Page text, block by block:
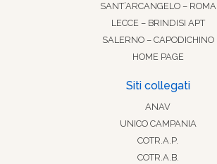
SANT’ARCANGELO – ROMA
LECCE – BRINDISI APT
SALERNO – CAPODICHINO
HOME PAGE
Siti collegati
ANAV
UNICO CAMPANIA
COTR.A.P.
COTR.A.B.